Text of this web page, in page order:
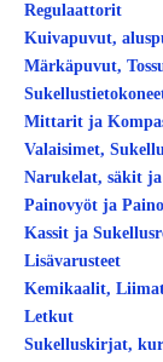
Regulaattorit
Kuivapuvut,
Märkäpuvut,
Mittarit ja
Valaisimet,
Narukelat, säkit
Painovyöt ja
Kassit ja
Lisävarusteet
Kemikaalit,
Letkut
Sukelluskirjat,